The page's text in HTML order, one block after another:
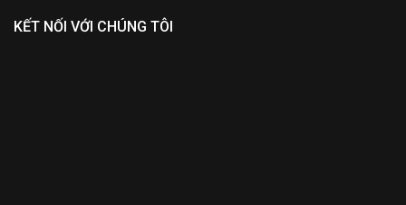
KẾT NỐI VỚI CHÚNG TÔI